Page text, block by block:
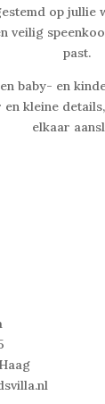
op jullie
veilig
past.
baby- en
en kleine
elkaar